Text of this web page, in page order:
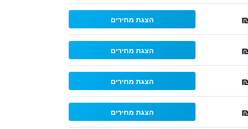
הצגת מחירים
הצגת מחירים
הצגת מחירים
הצגת מחירים